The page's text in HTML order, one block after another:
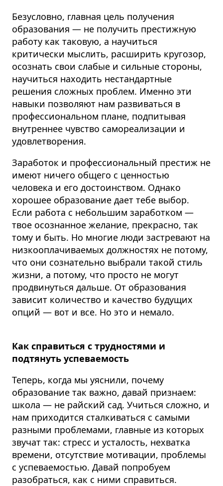
Безусловно, главная цель получения
образования — не получить престижную
работу как таковую, а научиться
критически мыслить, расширить кругозор,
осознать свои слабые и сильные стороны,
на­учиться находить нестандартные
решения сложных проблем. Именно эти
навыки позволяют нам развиваться в
профессиональном плане, подпитывая
внутреннее чувство самореализации и
удовлетворения.
Заработок и профессиональный престиж не
имеют ничего общего с ценностью
человека и его достоинством. Однако
хорошее образование дает тебе выбор.
Если работа с небольшим заработком —
твое осознанное желание, прекрасно, так
тому и быть. Но многие люди застревают на
низкооплачиваемых должностях не потому,
что они сознательно выбрали такой стиль
жизни, а потому, что просто не могут
продвинуться дальше. От образования
зависит количество и качество будущих
опций — вот и все. Но это и немало.
Как справиться с трудностями и
подтянуть успеваемость
Теперь, когда мы уяснили, почему
образование так важно, давай признаем:
школа — не райский сад. Учиться сложно, и
нам приходится сталкиваться с самыми
разными проблемами, главные из которых
звучат так: стресс и усталость, нехватка
времени, отсутствие мотивации, проблемы
с успеваемостью. Давай попробуем
разобраться, как с ними справиться.